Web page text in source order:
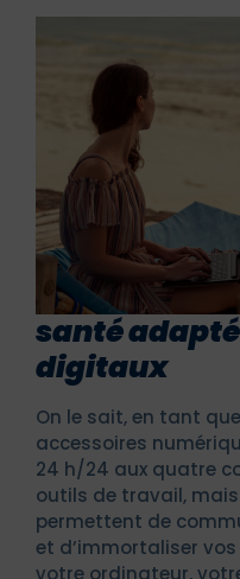
santé
digitaux
On le sait, en tant
accessoires
24 h/24 aux quatre
outils de travail,
permettent de
et d’immortaliser
votre ordinateur,